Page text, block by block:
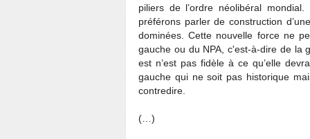
piliers de l’ordre néolibéral
préférons parler de construction
dominées. Cette nouvelle force ne
gauche ou du NPA, c'est-à-dire de la
est n’est pas fidèle à ce qu’elle
gauche qui ne soit pas historique
contredire.
(…)